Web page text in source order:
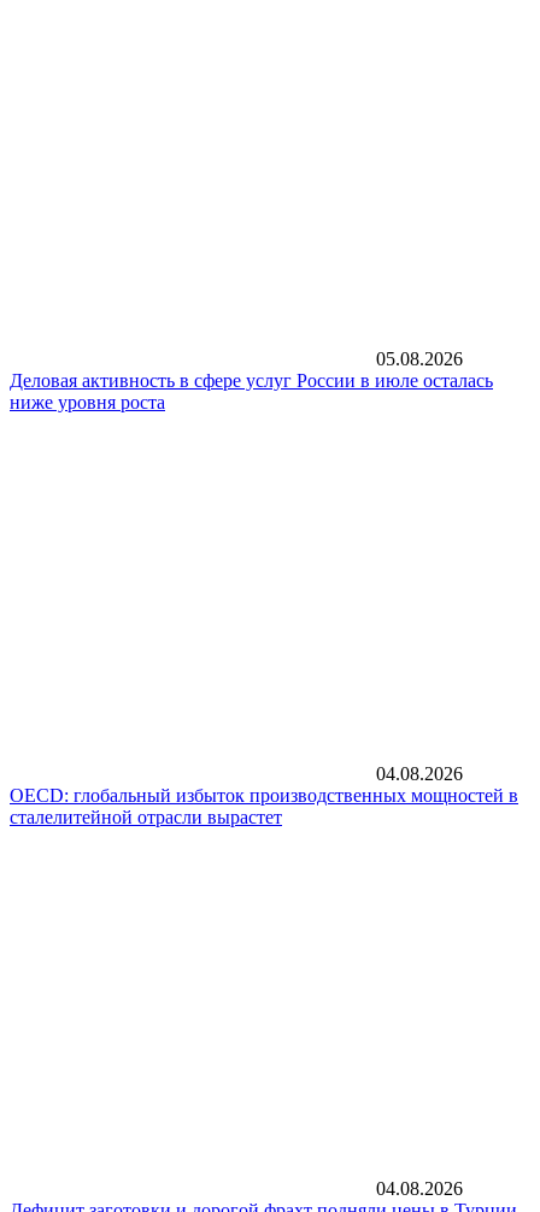
05.08.2026
Деловая активность в сфере услуг России в июле осталась
ниже уровня роста
04.08.2026
OECD: глобальный избыток производственных мощностей в
сталелитейной отрасли вырастет
04.08.2026